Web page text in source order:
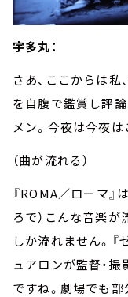
宇多丸：
さあ、ここからは
を自腹で鑑賞し評
メン。今夜は今夜は
（曲が流れる）
『ROMA／ローマ』
ろで）こんな音楽
しか流れません。『
ュアロンが監督・
ですね。劇場でも